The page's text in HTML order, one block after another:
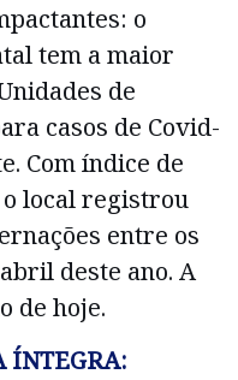
o
tem a maior
de
casos de Covid-
Com índice de
o local registrou
entre os
deste ano. A
de hoje.
ÍNTEGRA: